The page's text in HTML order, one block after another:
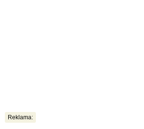
Reklama: